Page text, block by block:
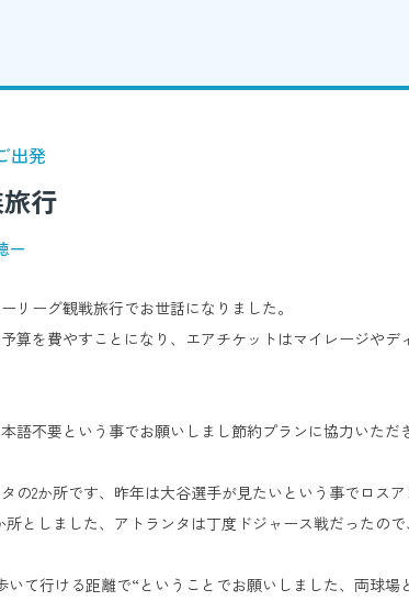
出発
行
一
リーグ観戦旅行でお世話になりました。
算を費やすことになり、エアチケットはマイレージや
語不要という事でお願いしまし節約プランに協力いただ
の2か所です、昨年は大谷選手が見たいという事でロ
としました、アトランタは丁度ドジャース戦だったの
いて行ける距離で“ということでお願いしました、両球